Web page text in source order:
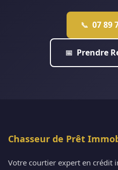
📞 07 89
📅 Prendre
Chasseur de Prêt
Votre courtier expert en crédit